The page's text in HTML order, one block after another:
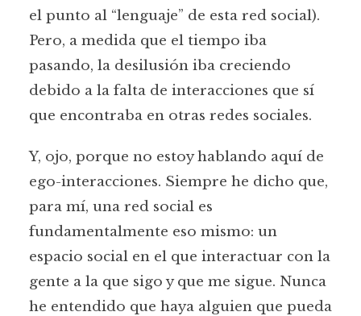
el punto al “lenguaje” de esta red social).
Pero, a medida que el tiempo iba
pasando, la desilusión iba creciendo
debido a la falta de interacciones que sí
que encontraba en otras redes sociales.
Y, ojo, porque no estoy hablando aquí de
ego-interacciones. Siempre he dicho que,
para mí, una red social es
fundamentalmente eso mismo: un
espacio social en el que interactuar con la
gente a la que sigo y que me sigue. Nunca
he entendido que haya alguien que pueda